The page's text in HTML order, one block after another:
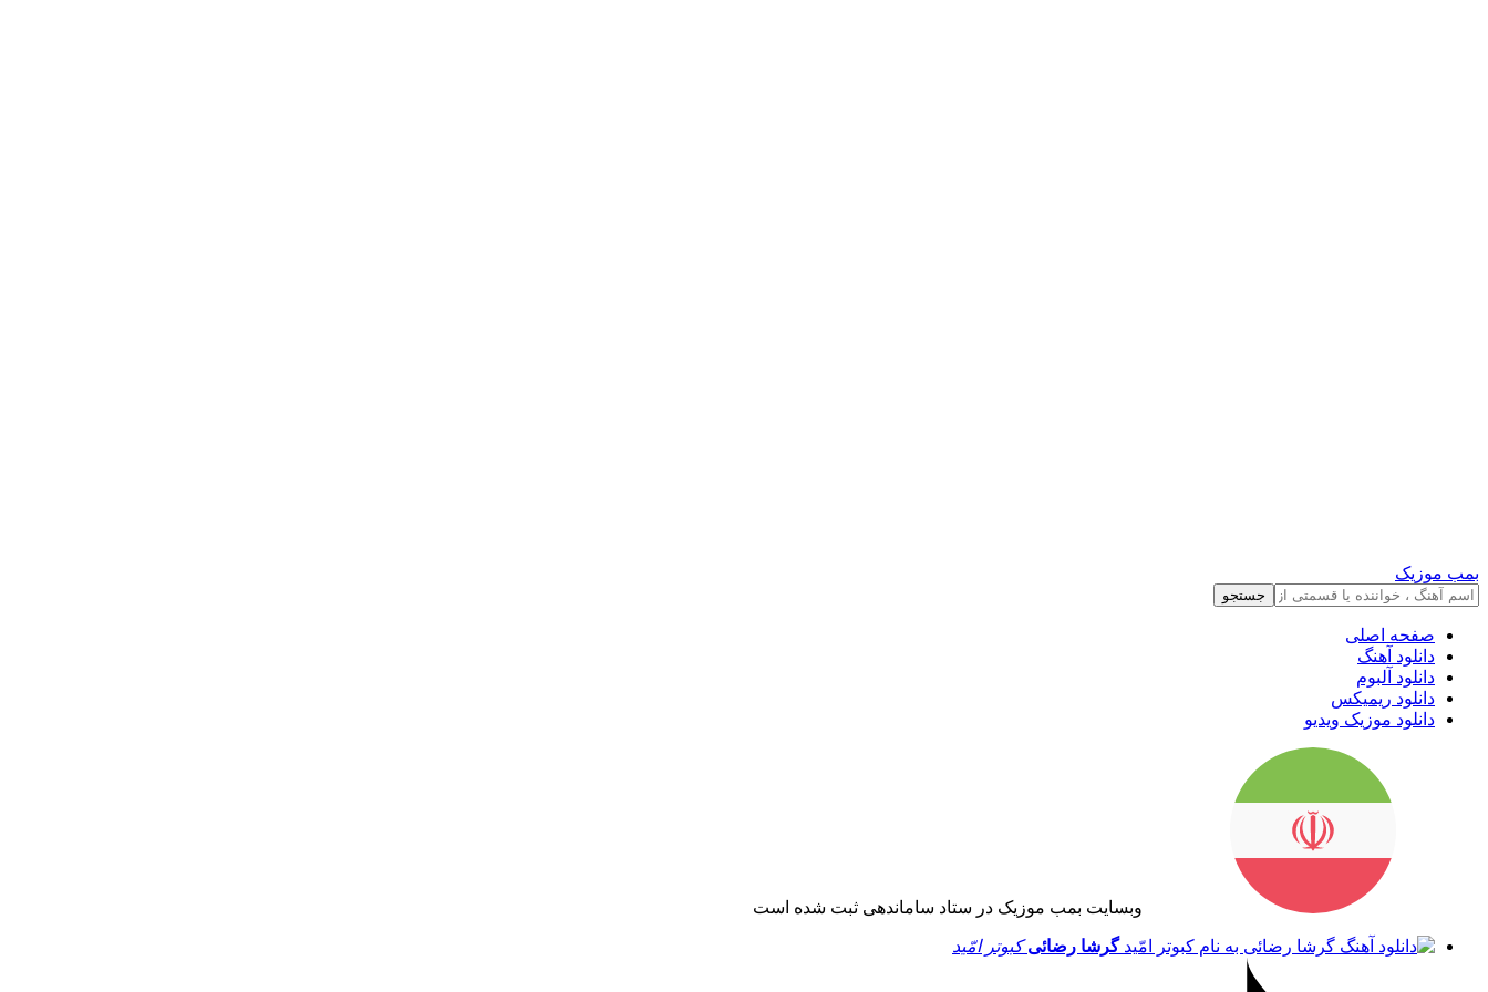
بمب موزیک
جستجو
صفحه اصلی
دانلود آهنگ
دانلود آلبوم
دانلود ریمیکس
دانلود موزیک ویدیو
وبسایت بمب موزیک در ستاد ساماندهی ثبت شده است
گرشا رضائی کبوتر امّید